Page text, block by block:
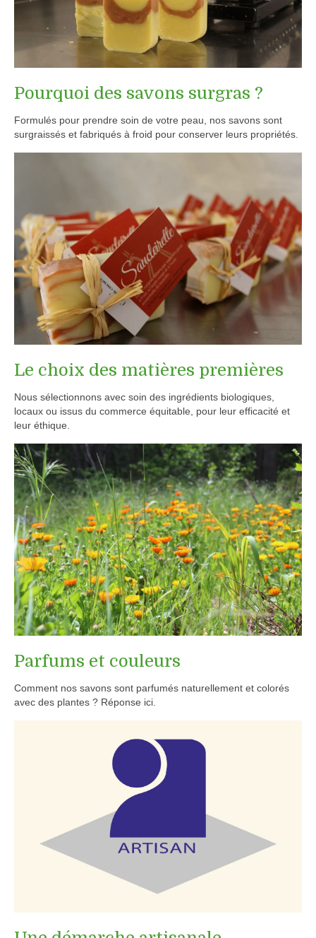
Pourquoi des savons surgras ?
Formulés pour prendre soin de votre peau, nos savons sont
surgraissés et fabriqués à froid pour conserver leurs propriétés.
Le choix des matières premières
Nous sélectionnons avec soin des ingrédients biologiques,
locaux ou issus du commerce équitable, pour leur efficacité et
leur éthique.
Parfums et couleurs
Comment nos savons sont parfumés naturellement et colorés
avec des plantes ? Réponse ici.